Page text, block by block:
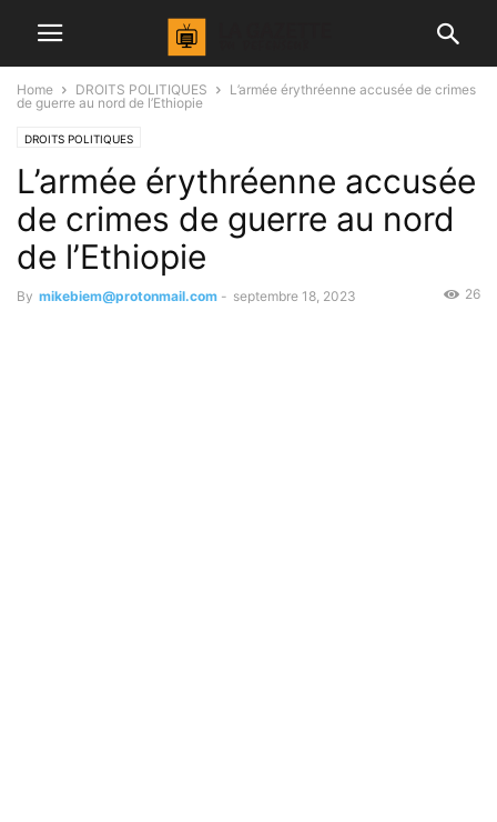
Home DROITS POLITIQUES
L’armée érythréenne accusée de crimes
de guerre au nord de l’Ethiopie
DROITS POLITIQUES
L’armée érythréenne accusée
de crimes de guerre au nord
de l’Ethiopie
By mikebiem@protonmail.com - septembre 18, 2023 26